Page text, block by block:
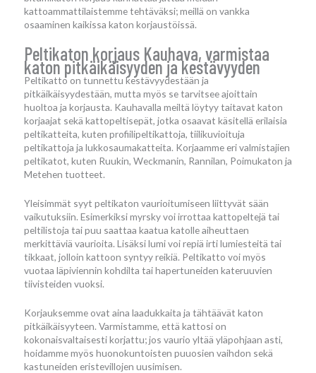
kattoammattilaistemme tehtäväksi; meillä on vankka
osaaminen kaikissa katon korjaustöissä.
Peltikaton korjaus Kauhava, varmistaa
katon pitkäikäisyyden ja kestävyyden
Peltikatto on tunnettu kestävyydestään ja
pitkäikäisyydestään, mutta myös se tarvitsee ajoittain
huoltoa ja korjausta. Kauhavalla meiltä löytyy taitavat katon
korjaajat sekä kattopeltisepät, jotka osaavat käsitellä erilaisia
peltikatteita, kuten profiilipeltikattoja, tiilikuvioituja
peltikattoja ja lukkosaumakatteita. Korjaamme eri valmistajien
peltikatot, kuten Ruukin, Weckmanin, Rannilan, Poimukaton ja
Metehen tuotteet.
Yleisimmät syyt peltikaton vaurioitumiseen liittyvät sään
vaikutuksiin. Esimerkiksi myrsky voi irrottaa kattopeltejä tai
peltilistoja tai puu saattaa kaatua katolle aiheuttaen
merkittäviä vaurioita. Lisäksi lumi voi repiä irti lumiesteitä tai
tikkaat, jolloin kattoon syntyy reikiä. Peltikatto voi myös
vuotaa läpiviennin kohdilta tai hapertuneiden kateruuvien
tiivisteiden vuoksi.
Korjauksemme ovat aina laadukkaita ja tähtäävät katon
pitkäikäisyyteen. Varmistamme, että kattosi on
kokonaisvaltaisesti korjattu; jos vaurio yltää yläpohjaan asti,
hoidamme myös huonokuntoisten puuosien vaihdon sekä
kastuneiden eristevillojen uusimisen.